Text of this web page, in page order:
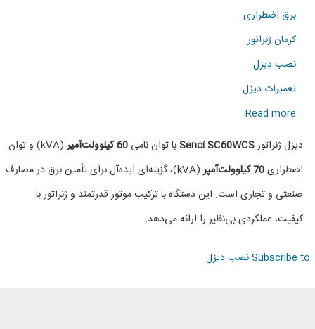
برق اضطراری
کرمان ژنراتور
نصب دیزل
تعمیرات دیزل
Read more
about
دیزل
ژنراتور
SENCI
SC60WCS
دیزل ژنراتورSenci SC60WCSبا توان نامی 60 کیلوولت‌آمپر
(kVA) و توان
اضطراری70 کیلوولت‌آمپر
(kVA)، گزینه‌ای ایده‌آل برای تأمین برق در مصارف
صنعتی و تجاری است. این دستگاه با ترکیب موتور قدرتمند و ژنراتور با
کیفیت، عملکردی بی‌نظیر را ارائه می‌دهد.
Subscribe to نصب دیزل